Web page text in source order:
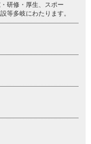
研修・厚生、スポー
等多岐にわたります。